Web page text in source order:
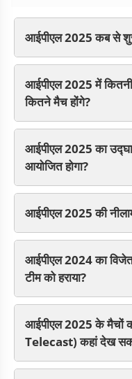
है. इस बार ऑक्शन में कुल 182
खिलाड़ियों में बदलाव नहीं हुए,
आईपीएल 2025 कब से
आईपीएल 2025 में
कितने मैच होंगे?
आईपीएल 2025 का
आयोजित होगा?
आईपीएल 2025 की
आईपीएल 2024 का
टीम को हराया?
आईपीएल 2025 के मैचों
Telecast) कहां देख